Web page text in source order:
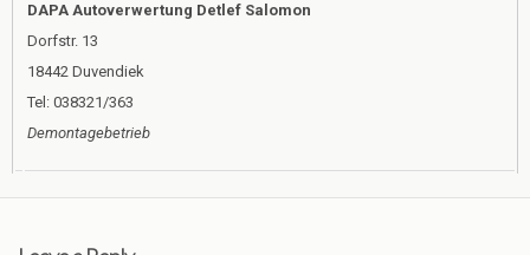
DAPA Autoverwertung Detlef Salomon
Dorfstr. 13
18442 Duvendiek
Tel: 038321/363
Demontagebetrieb